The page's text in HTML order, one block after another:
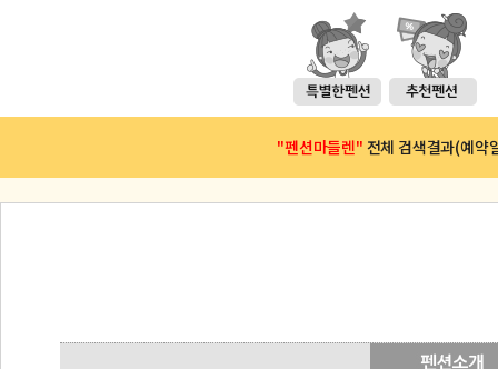
"펜션마들렌" 전체 검색결과(예